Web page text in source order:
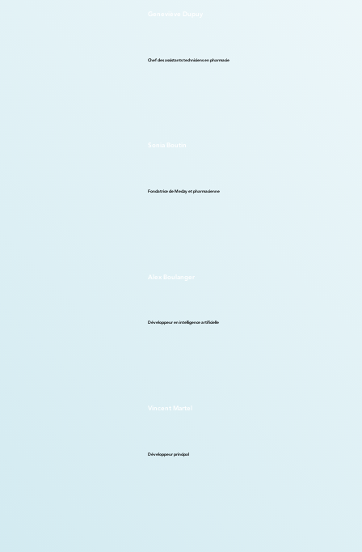
Geneviève Dupuy
Chef des assistants techniciens en pharmacie
Sonia Boutin
Fondatrice de Medzy et pharmacienne
Alex Boulanger
Développeur en intelligence artificielle
Vincent Martel
Développeur principal